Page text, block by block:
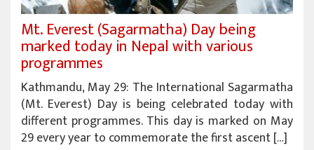
Mt. Everest (Sagarmatha) Day being
marked today in Nepal with various
programmes
Kathmandu, May 29: The International Sagarmatha
(Mt. Everest) Day is being celebrated today with
different programmes. This day is marked on May
29 every year to commemorate the first ascent […]